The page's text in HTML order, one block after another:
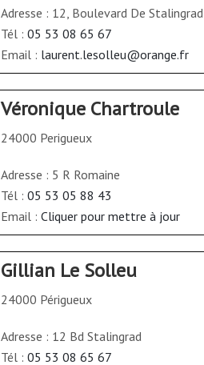
Adresse : 12, Boulevard De Stalingrad
Tél : 05 53 08 65 67
Email : laurent.lesolleu@orange.fr
Véronique Chartroule
24000 Perigueux
Adresse : 5 R Romaine
Tél : 05 53 05 88 43
Email : Cliquer pour mettre à jour
Gillian Le Solleu
24000 Périgueux
Adresse : 12 Bd Stalingrad
Tél : 05 53 08 65 67